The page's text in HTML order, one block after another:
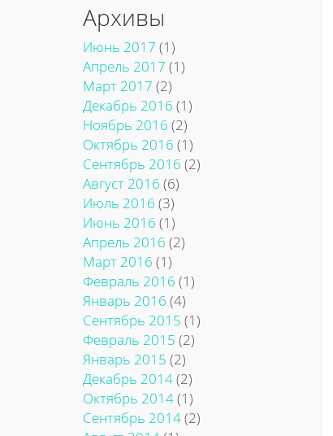
Архивы
Июнь 2017 (1)
Апрель 2017 (1)
Март 2017 (2)
Декабрь 2016 (1)
Ноябрь 2016 (2)
Октябрь 2016 (1)
Сентябрь 2016 (2)
Август 2016 (6)
Июль 2016 (3)
Июнь 2016 (1)
Апрель 2016 (2)
Март 2016 (1)
Февраль 2016 (1)
Январь 2016 (4)
Сентябрь 2015 (1)
Февраль 2015 (2)
Январь 2015 (2)
Декабрь 2014(2)
Октябрь 2014(1)
Сентябрь 2014(2)